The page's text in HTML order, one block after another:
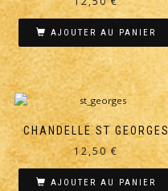
AJOUTER AU PANIER
CHANDELLE ST GEORGES
12,50€
AJOUTER AU PANIER